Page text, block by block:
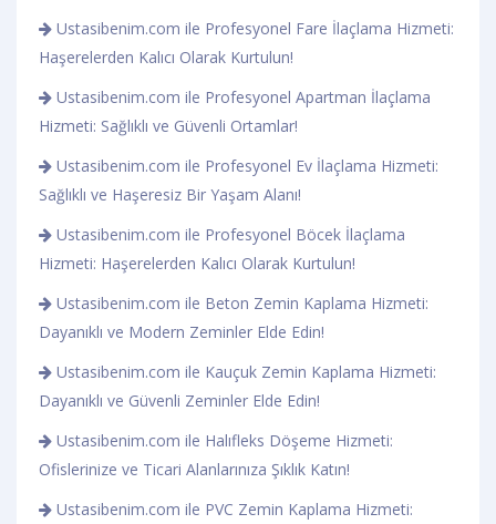
Ustasibenim.com ile Profesyonel Fare İlaçlama Hizmeti:
Haşerelerden Kalıcı Olarak Kurtulun!
Ustasibenim.com ile Profesyonel Apartman İlaçlama
Hizmeti: Sağlıklı ve Güvenli Ortamlar!
Ustasibenim.com ile Profesyonel Ev İlaçlama Hizmeti:
Sağlıklı ve Haşeresiz Bir Yaşam Alanı!
Ustasibenim.com ile Profesyonel Böcek İlaçlama
Hizmeti: Haşerelerden Kalıcı Olarak Kurtulun!
Ustasibenim.com ile Beton Zemin Kaplama Hizmeti:
Dayanıklı ve Modern Zeminler Elde Edin!
Ustasibenim.com ile Kauçuk Zemin Kaplama Hizmeti:
Dayanıklı ve Güvenli Zeminler Elde Edin!
Ustasibenim.com ile Halıfleks Döşeme Hizmeti:
Ofislerinize ve Ticari Alanlarınıza Şıklık Katın!
Ustasibenim.com ile PVC Zemin Kaplama Hizmeti: